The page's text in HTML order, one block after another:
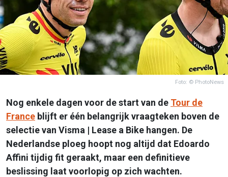
Foto: © PhotoNews
Nog enkele dagen voor de start van de Tour de
France blijft er één belangrijk vraagteken boven de
selectie van Visma | Lease a Bike hangen. De
Nederlandse ploeg hoopt nog altijd dat Edoardo
Affini tijdig fit geraakt, maar een definitieve
beslissing laat voorlopig op zich wachten.